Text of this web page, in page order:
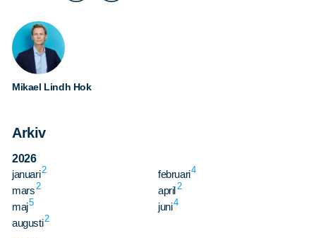
Mikael Lindh Hok
Arkiv
2026
januari2 februari4
mars2 april2
maj5 juni4
augusti2